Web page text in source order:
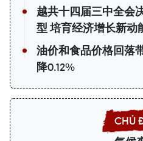
越共十四届三中全会
型 培育经济增长新动
油价和食品价格回落
降0.12%